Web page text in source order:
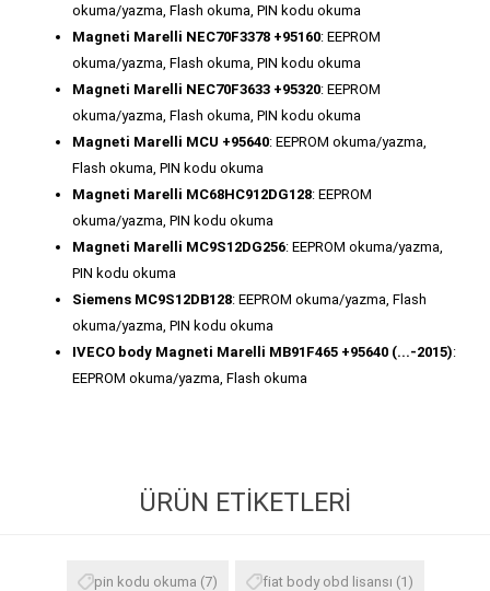
okuma/yazma, Flash okuma, PIN kodu okuma
Magneti Marelli NEC70F3378 +95160: EEPROM
okuma/yazma, Flash okuma, PIN kodu okuma
Magneti Marelli NEC70F3633 +95320: EEPROM
okuma/yazma, Flash okuma, PIN kodu okuma
Magneti Marelli MCU +95640: EEPROM okuma/yazma,
Flash okuma, PIN kodu okuma
Magneti Marelli MC68HC912DG128: EEPROM
okuma/yazma, PIN kodu okuma
Magneti Marelli MC9S12DG256: EEPROM okuma/yazma,
PIN kodu okuma
Siemens MC9S12DB128: EEPROM okuma/yazma, Flash
okuma/yazma, PIN kodu okuma
IVECO body Magneti Marelli MB91F465 +95640 (...-2015):
EEPROM okuma/yazma, Flash okuma
ÜRÜN ETIKETLERI
pin kodu okuma (7) fiat body obd lisansı (1)